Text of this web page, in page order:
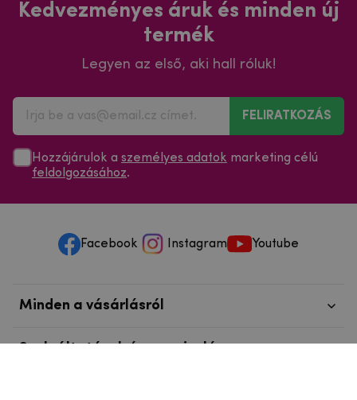
Kedvezményes áruk és minden új
termék
Legyen az első, aki hall róluk!
FELIRATKOZÁS
Hozzájárulok a személyes adatok marketing célú
feldolgozásához.
Facebook Instagram Youtube
Minden a vásárlásról